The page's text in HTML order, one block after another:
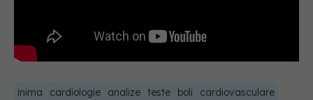
inima cardiologie analize teste boli
cardiovasculare